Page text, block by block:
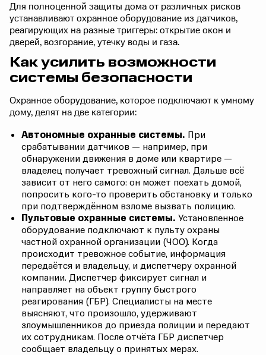
Для полноценной защиты дома от различных рисков
устанавливают охранное оборудование из датчиков,
реагирующих на разные триггеры: открытие окон и
дверей, возгорание, утечку воды и газа.
Как усилить возможности
системы безопасности
Охранное оборудование, которое подключают к умному
дому, делят на две категории:
Автономные охранные системы. При
срабатывании датчиков — например, при
обнаружении движения в доме или квартире —
владелец получает тревожный сигнал. Дальше всё
зависит от него самого: он может поехать домой,
попросить кого-то проверить обстановку и только
при подтверждённом взломе вызвать полицию.
Пультовые охранные системы. Установленное
оборудование подключают к пульту охраны
частной охранной организации (ЧОО). Когда
происходит тревожное событие, информация
передаётся и владельцу, и диспетчеру охранной
компании. Диспетчер фиксирует сигнал и
направляет на объект группу быстрого
реагирования (ГБР). Специалисты на месте
выясняют, что произошло, удерживают
злоумышленников до приезда полиции и передают
их сотрудникам. После отчёта ГБР диспетчер
сообщает владельцу о принятых мерах.